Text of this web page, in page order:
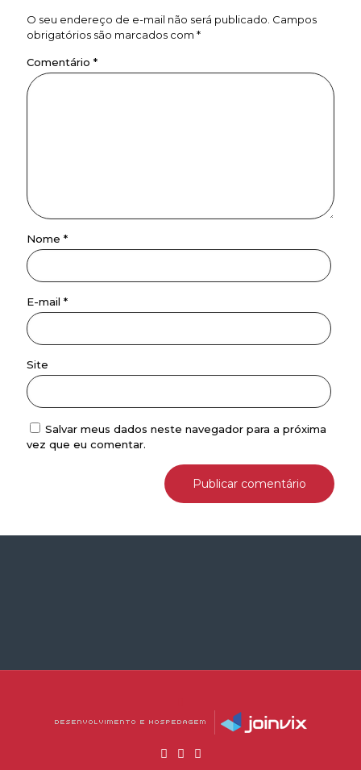
O seu endereço de e-mail não será publicado. Campos
obrigatórios são marcados com *
Comentário *
Nome *
E-mail *
Site
Salvar meus dados neste navegador para a próxima
vez que eu comentar.